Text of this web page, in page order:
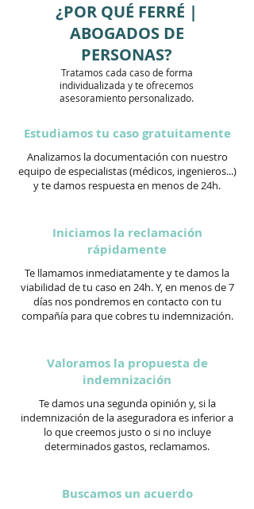
¿POR QUÉ FERRÉ |
ABOGADOS DE
PERSONAS?
Tratamos cada caso de forma
individualizada y te ofrecemos
asesoramiento personalizado.
Estudiamos tu caso gratuitamente
Analizamos la documentación con nuestro
equipo de especialistas (médicos, ingenieros...)
y te damos respuesta en menos de 24h.
Iniciamos la reclamación
rápidamente
Te llamamos inmediatamente y te damos la
viabilidad de tu caso en 24h. Y, en menos de 7
días nos pondremos en contacto con tu
compañía para que cobres tu indemnización.
Valoramos la propuesta de
indemnización
Te damos una segunda opinión y, si la
indemnización de la aseguradora es inferior a
lo que creemos justo o si no incluye
determinados gastos, reclamamos.
Buscamos un acuerdo